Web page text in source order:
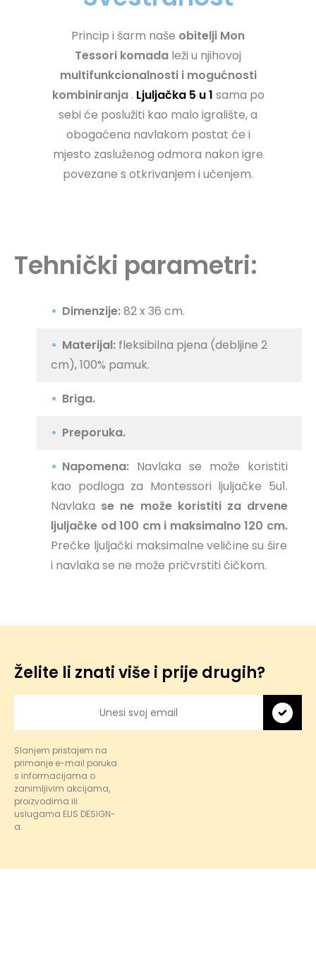
Princip i šarm naše obitelji Mon
Tessori komada leži u njihovoj
multifunkcionalnosti i mogućnosti
kombiniranja. Ljuljačka 5 u 1 sama po
sebi će poslužiti kao malo igralište, a
obogaćena navlakom postat će i
mjesto zasluženog odmora nakon igre
povezane s otkrivanjem i učenjem.
Tehnički parametri:
Dimenzije:82 x 36 cm.
Materijal: fleksibilna pjena (debljine 2
cm), 100% pamuk.
Briga.
Preporuka.
Napomena: Navlaka se može koristiti
kao podloga za Montessori ljuljačke 5u1.
Navlaka se ne može koristiti za drvene
ljuljačke od 100 cm i maksimalno 120 cm.
Prečke ljuljački maksimalne veličine su šire
i navlaka se ne može pričvrstiti čičkom.
Želite li znati više i prije drugih?
Slanjem pristajem na
primanje e-mail poruka
s informacijama o
zanimljivim akcijama,
proizvodima ili
uslugama ELIS DESIGN-
a.